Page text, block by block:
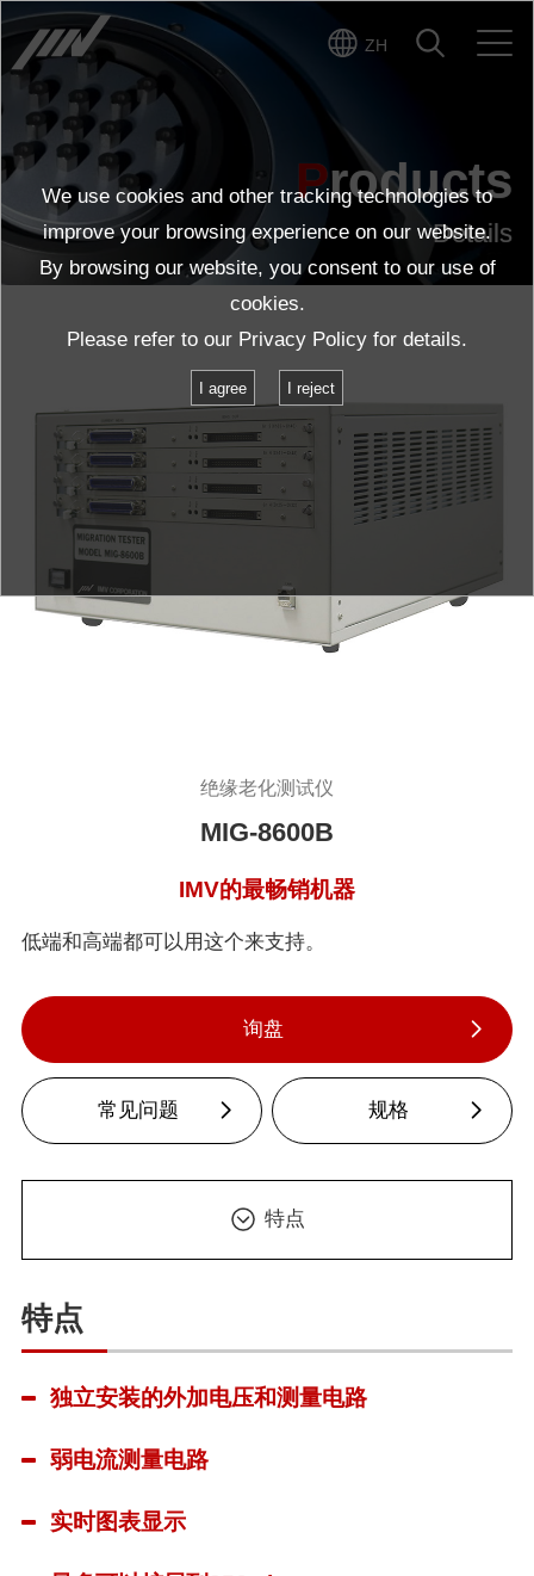
ZH
Products
Details
绝缘老化测试仪
MIG-8600B
IMV的最畅销机器
低端和高端都可以用这个来支持。
询盘
常见问题 规格
特点
特点
独立安装的外加电压和测量电路
弱电流测量电路
实时图表显示
We use cookies and other tracking technologies to
improve your browsing experience on our website.
By browsing our website, you consent to our use of
cookies.
Please refer to our Privacy Policy for details.
I agree I reject